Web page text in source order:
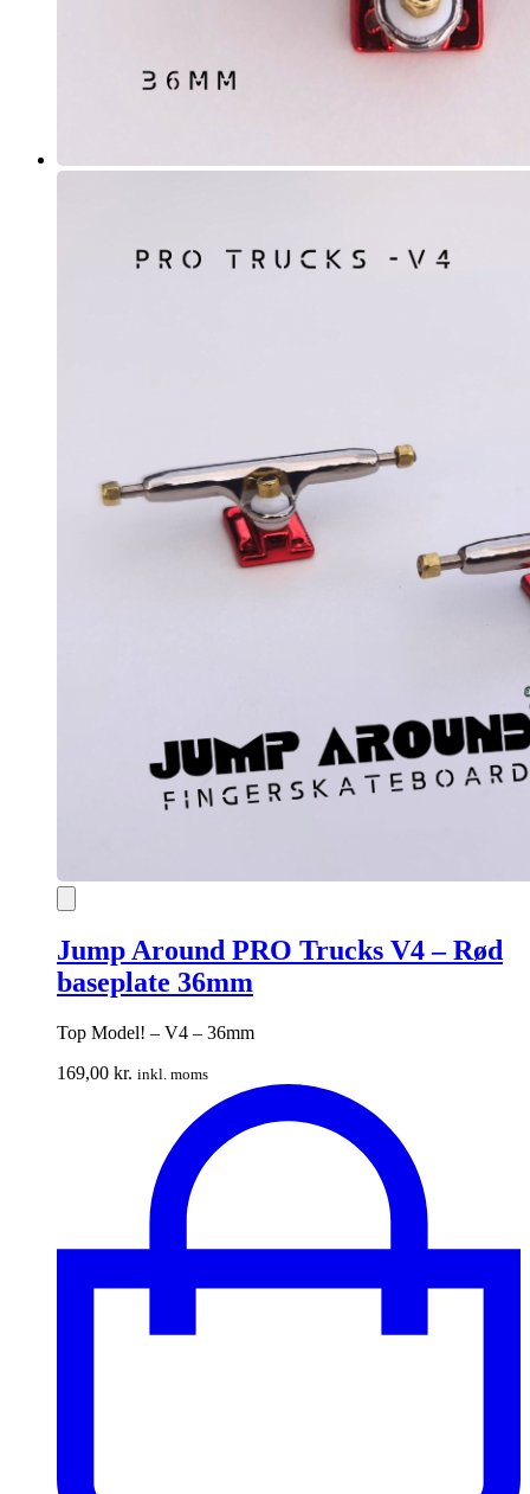
Jump Around PRO Trucks V4 – Rød
baseplate 36mm
Top Model! – V4 – 36mm
169,00 kr. inkl. moms